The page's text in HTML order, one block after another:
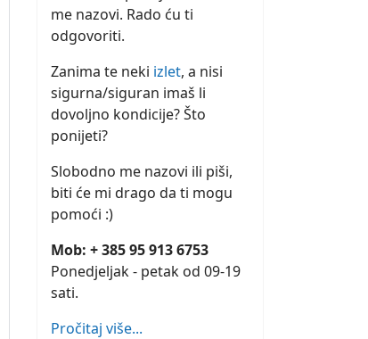
me nazovi. Rado ću ti
odgovoriti.
Zanima te neki izlet, a nisi
sigurna/siguran imaš li
dovoljno kondicije? Što
ponijeti?
Slobodno me nazovi ili piši,
biti će mi drago da ti mogu
pomoći :)
Mob: + 385 95 913 6753
Ponedjeljak - petak od 09-19
sati.
Pročitaj više...